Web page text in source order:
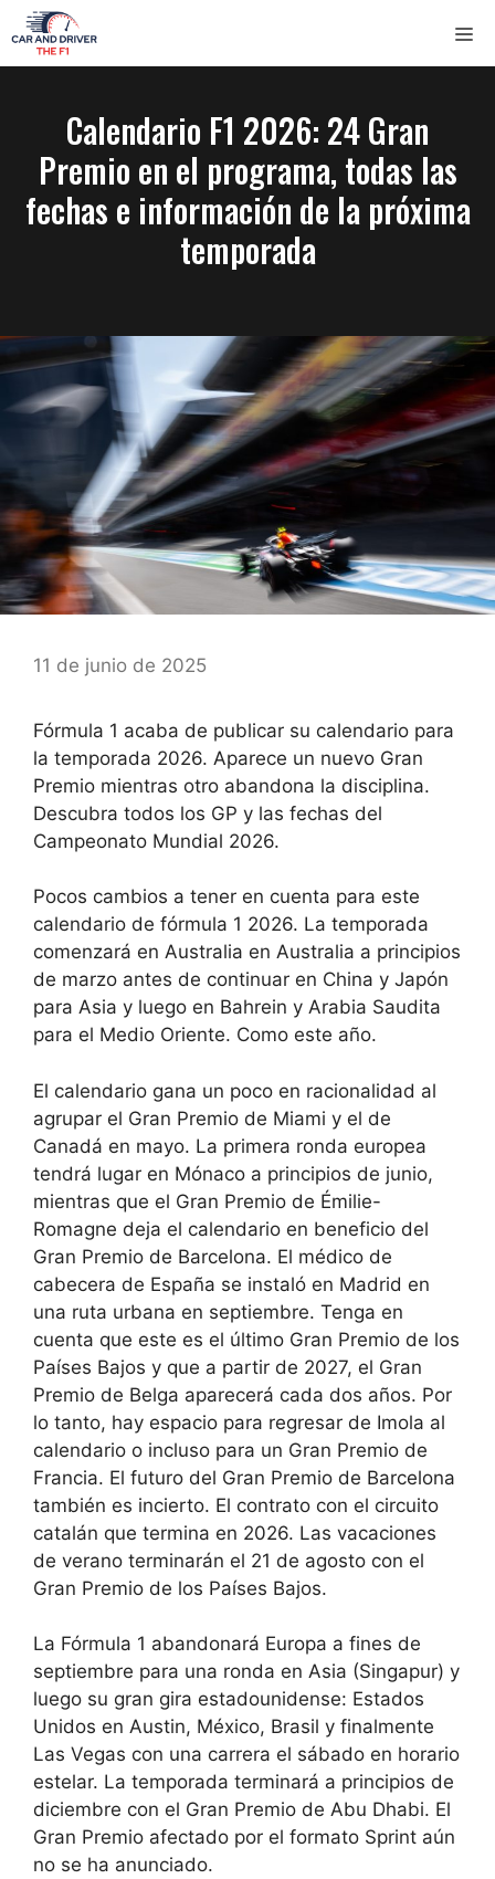
Saltar
al
contenido
Calendario F1 2026: 24 Gran
Premio en el programa, todas las
fechas e información de la próxima
temporada
11 de junio de 2025
Fórmula 1 acaba de publicar su calendario para
la temporada 2026. Aparece un nuevo Gran
Premio mientras otro abandona la disciplina.
Descubra todos los GP y las fechas del
Campeonato Mundial 2026.
Pocos cambios a tener en cuenta para este
calendario de fórmula 1 2026. La temporada
comenzará en Australia en Australia a principios
de marzo antes de continuar en China y Japón
para Asia y luego en Bahrein y Arabia Saudita
para el Medio Oriente. Como este año.
El calendario gana un poco en racionalidad al
agrupar el Gran Premio de Miami y el de
Canadá en mayo. La primera ronda europea
tendrá lugar en Mónaco a principios de junio,
mientras que el Gran Premio de Émilie-
Romagne deja el calendario en beneficio del
Gran Premio de Barcelona. El médico de
cabecera de España se instaló en Madrid en
una ruta urbana en septiembre. Tenga en
cuenta que este es el último Gran Premio de los
Países Bajos y que a partir de 2027, el Gran
Premio de Belga aparecerá cada dos años. Por
lo tanto, hay espacio para regresar de Imola al
calendario o incluso para un Gran Premio de
Francia. El futuro del Gran Premio de Barcelona
también es incierto. El contrato con el circuito
catalán que termina en 2026. Las vacaciones
de verano terminarán el 21 de agosto con el
Gran Premio de los Países Bajos.
La Fórmula 1 abandonará Europa a fines de
septiembre para una ronda en Asia (Singapur) y
luego su gran gira estadounidense: Estados
Unidos en Austin, México, Brasil y finalmente
Las Vegas con una carrera el sábado en horario
estelar. La temporada terminará a principios de
diciembre con el Gran Premio de Abu Dhabi. El
Gran Premio afectado por el formato Sprint aún
no se ha anunciado.